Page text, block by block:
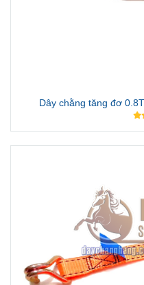
Dây chằng tăng đơ